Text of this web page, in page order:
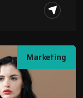
Marketing